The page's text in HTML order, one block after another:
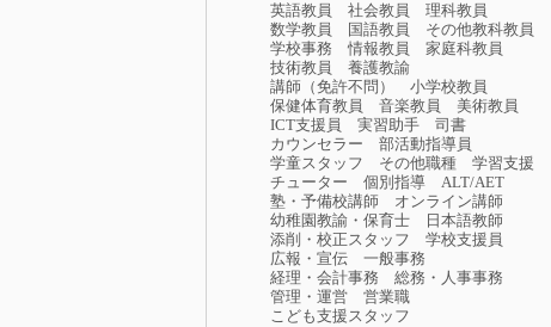
英語教員
社会教員
理科教員
数学教員
国語教員
その他教科教員
学校事務
情報教員
家庭科教員
技術教員
養護教諭
講師（免許不問）
小学校教員
保健体育教員
音楽教員
美術教員
ICT支援員
実習助手
司書
カウンセラー
部活動指導員
学童スタッフ
その他職種
学習支援
チューター
個別指導
ALT/AET
塾・予備校講師
オンライン講師
幼稚園教諭・保育士
日本語教師
添削・校正スタッフ
学校支援員
広報・宣伝
一般事務
経理・会計事務
総務・人事事務
管理・運営
営業職
こども支援スタッフ